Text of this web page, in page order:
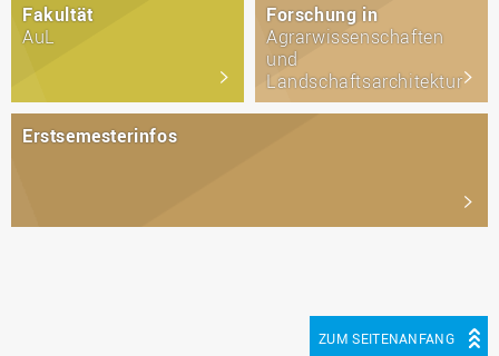
Fakultät
AuL
Forschung in
Agrarwissenschaften
und
Landschaftsarchitektur
Erstsemesterinfos
ZUM SEITENANFANG